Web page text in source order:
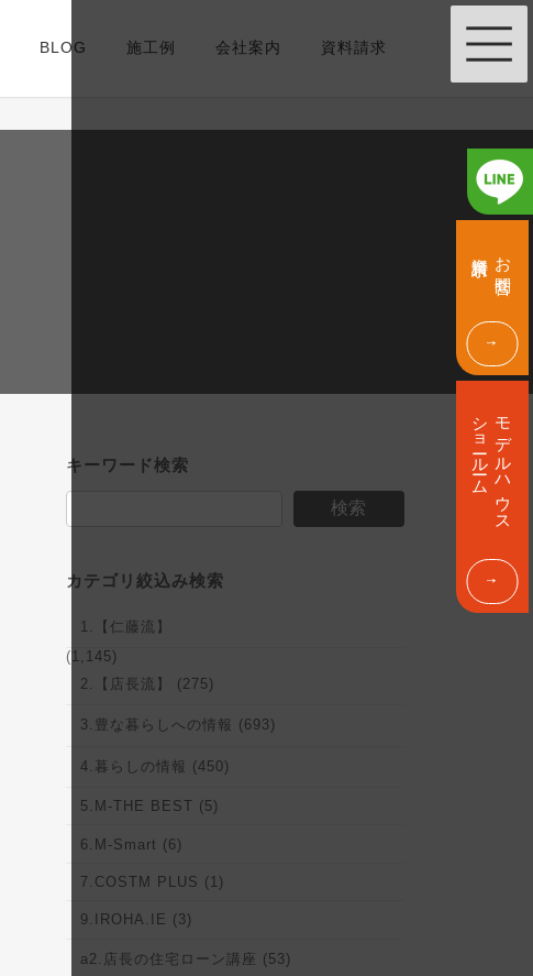
BLOG 施工例 会社案内 資料請求
キーワード検索
検索
カテゴリ絞込み検索
1.【仁藤流】
(1,145)
2.【店長流】 (275)
3.豊な暮らしへの情報 (693)
4.暮らしの情報 (450)
5.M-THE BEST (5)
6.M-Smart (6)
7.COSTM PLUS (1)
9.IROHA.IE (3)
a2.店長の住宅ローン講座 (53)
お問合せ
モデルハウス
ショールーム